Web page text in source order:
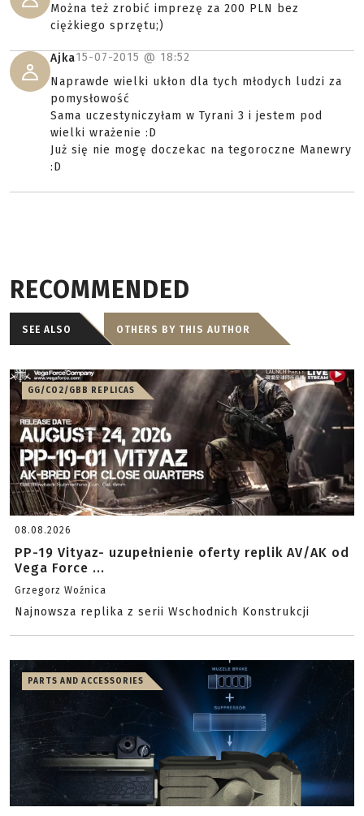
Można też zrobić imprezę za 200 PLN bez
ciężkiego sprzętu;)
Ajka15-07-2015 @ 18:52
Naprawde wielki ukłon dla tych młodych ludzi za
pomysłowość
Sama uczestyniczyłam w Tyrani 3 i jestem pod
wielki wrażenie :D
Już się nie mogę doczekac na tegoroczne Manewry
:D
RECOMMENDED
SEE ALSO OTHERS BY THIS AUTHOR
GG/CO2/GBB REPLICAS
08.08.2026
PP-19 Vityaz- uzupełnienie oferty replik AV/AK od
Vega Force ...
Grzegorz Woźnica
Najnowsza replika z serii Wschodnich Konstrukcji
PARTS AND ACCESSORIES